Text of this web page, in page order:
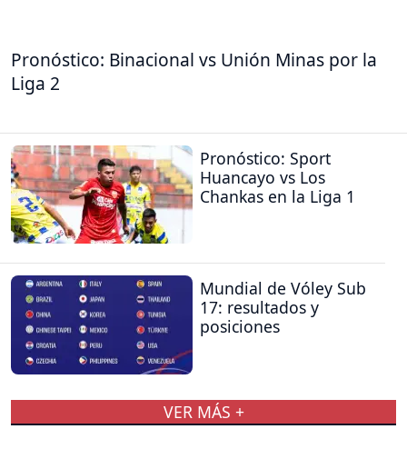
Pronóstico: Binacional vs Unión Minas por la
Liga 2
Pronóstico: Sport
Huancayo vs Los
Chankas en la Liga 1
Mundial de Vóley Sub
17: resultados y
posiciones
VER MÁS +